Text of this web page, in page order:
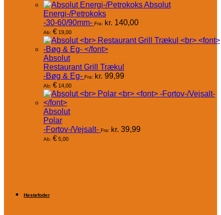
Absolut
Energi-/Petrokoks
-30-60/90mm- Fra: kr. 140,00
Ab: € 19,00
Absolut
Restaurant Grill Trækul
-Bøg & Eg- Fra: kr. 99,99
Ab: € 14,00
Absolut
Polar
-Fortov-/Vejsalt- Fra: kr. 39,99
Ab: € 5,00
Hestefoder